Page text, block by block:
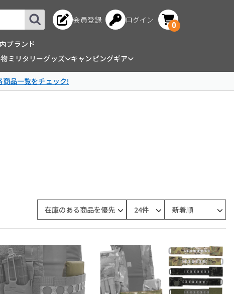
会員登録 ログイン
0
ブランド
ミリタリーグッズ キャンピングギア
品一覧をチェック!